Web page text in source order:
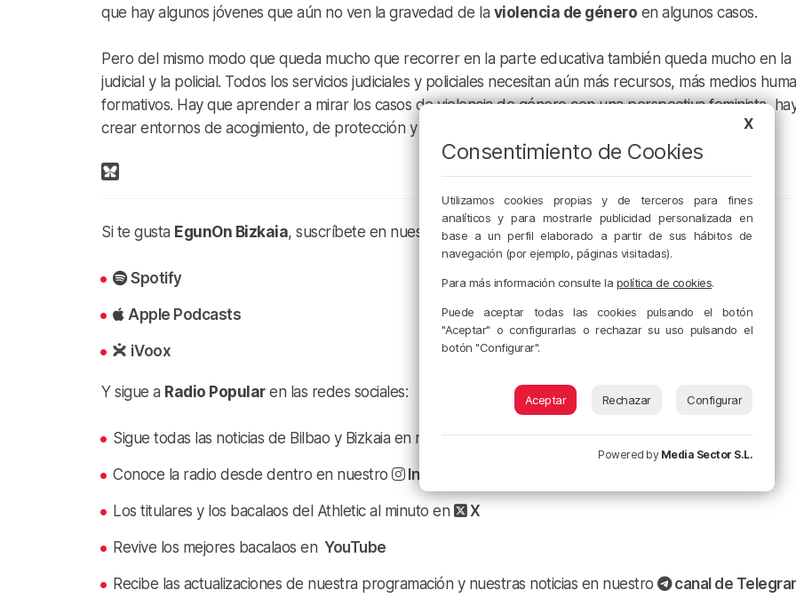
que hay algunos jóvenes que aún no ven la gravedad de la violencia de género en algunos casos.
Pero del mismo modo que queda mucho que recorrer en la parte educativa también queda mucho en la
judicial y la policial. Todos los servicios judiciales y policiales necesitan aún más recursos, más medios
formativos. Hay que aprender a mirar los casos de violencia de género con una perspectiva feminista,
crear entornos de acogimiento, de protección y de detección precoz.
Si te gusta EgunOn Bizkaia, suscríbete en nuestros canales de podcast:
Spotify
Apple Podcasts
iVoox
Y sigue a Radio Popularen las redes sociales:
Sigue todas las noticias de Bilbao y Bizkaia en nuestro Facebook
Conoce la radio desde dentro en nuestro Instagram
Los titulares y los bacalaos del Athletic al minuto en X
Revive los mejores bacalaos en YouTube
Recibe las actualizaciones de nuestra programación y nuestras noticias en nuestro canal de
X
Consentimiento de Cookies
Utilizamos cookies propias y de terceros para fines
analíticos y para mostrarle publicidad personalizada en
base a un perfil elaborado a partir de sus hábitos de
navegación (por ejemplo, páginas visitadas).
Para más información consulte la política de cookies.
Puede aceptar todas las cookies pulsando el botón
"Aceptar" o configurarlas o rechazar su uso pulsando el
botón "Configurar".
Aceptar Rechazar Configurar
Powered by Media Sector S.L.